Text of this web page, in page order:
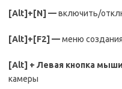
[Alt]+[N] —включить/
[Alt]+[F2] —меню
[Alt] + Левая кнопка
камеры